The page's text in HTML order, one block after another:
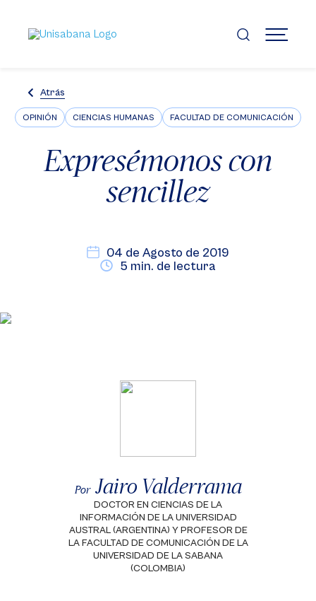
contenido
principal
MENÚ
Atrás
OPINIÓN CIENCIAS HUMANAS FACULTAD DE COMUNICACIÓN
Expresémonos con
sencillez
04 de Agosto de 2019
5 min. de lectura
Por Jairo Valderrama
DOCTOR EN CIENCIAS DE LA
INFORMACIÓN DE LA UNIVERSIDAD
AUSTRAL (ARGENTINA) Y PROFESOR DE
LA FACULTAD DE COMUNICACIÓN DE LA
UNIVERSIDAD DE LA SABANA
(COLOMBIA)